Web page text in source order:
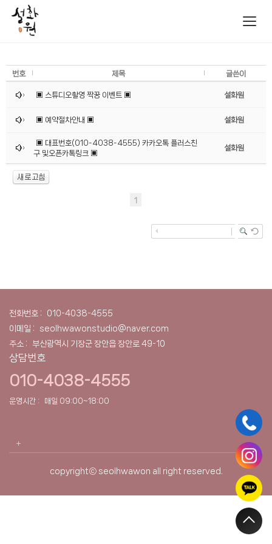
번호 제목 글쓴이
▣ 스튜디오촬영 짝꿍 이벤트 ▣ 설화원
▣ 예약절차안내 ▣ 설화원
▣ 대표번호(010-4038-4555) 카카오톡 플러스친
구 및오픈카톡링크 ▣
설화원
1
전화번호 :
010-4038-4555
이메일 :
seolhwawonstudio@naver.com
주소 :
부산광역시 기장군 장안읍 장안로 49-10
상담번호
010-4038-4555
운영시간 : 매일 09:00~18:00
copyrightⓒ seolhwawon all right reserved.